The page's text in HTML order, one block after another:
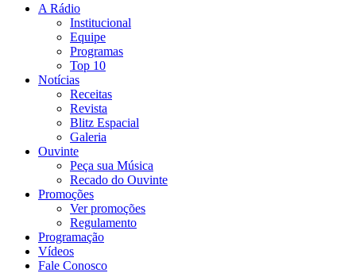
A Rádio
Institucional
Equipe
Programas
Top 10
Notícias
Receitas
Revista
Blitz Espacial
Galeria
Ouvinte
Peça sua Música
Recado do Ouvinte
Promoções
Ver promoções
Regulamento
Programação
Vídeos
Fale Conosco